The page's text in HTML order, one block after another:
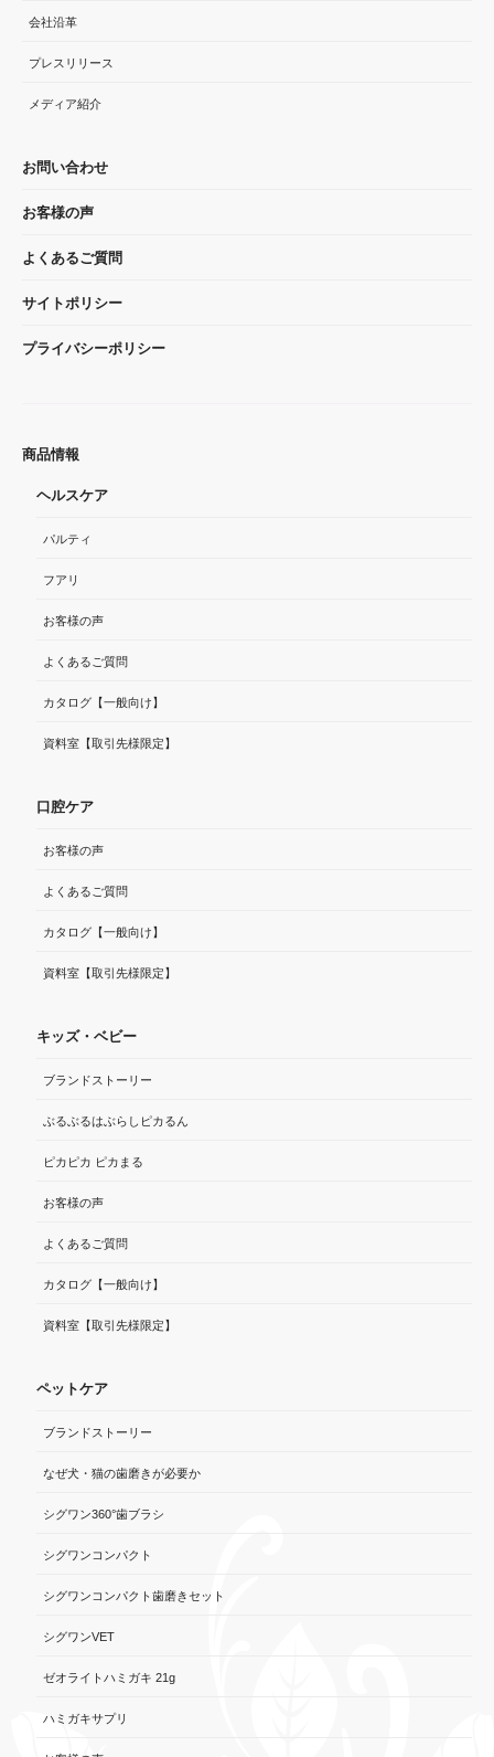
会社沿革
プレスリリース
メディア紹介
お問い合わせ
お客様の声
よくあるご質問
サイトポリシー
プライバシーポリシー
商品情報
ヘルスケア
パルティ
フアリ
お客様の声
よくあるご質問
カタログ【一般向け】
資料室【取引先様限定】
口腔ケア
お客様の声
よくあるご質問
カタログ【一般向け】
資料室【取引先様限定】
キッズ・ベビー
ブランドストーリー
ぶるぶるはぶらしピカるん
ピカピカ ピカまる
お客様の声
よくあるご質問
カタログ【一般向け】
資料室【取引先様限定】
ペットケア
ブランドストーリー
なぜ犬・猫の歯磨きが必要か
シグワン360°歯ブラシ
シグワンコンパクト
シグワンコンパクト歯磨きセット
シグワンVET
ゼオライトハミガキ 21g
ハミガキサプリ